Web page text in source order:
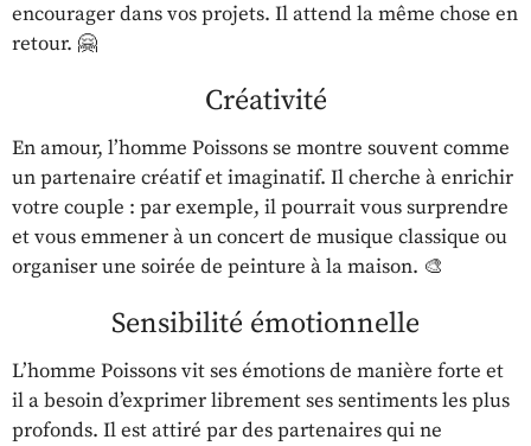
encourager dans vos projets. Il attend la même chose en
retour. 🤗
Créativité
En amour, l’homme Poissons se montre souvent comme
un partenaire créatif et imaginatif. Il cherche à enrichir
votre couple : par exemple, il pourrait vous surprendre
et vous emmener à un concert de musique classique ou
organiser une soirée de peinture à la maison. 🎨
Sensibilité émotionnelle
L’homme Poissons vit ses émotions de manière forte et
il a besoin d’exprimer librement ses sentiments les plus
profonds. Il est attiré par des partenaires qui ne